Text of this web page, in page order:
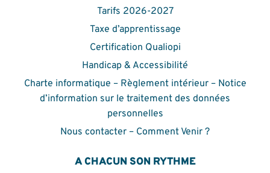
Tarifs 2026-2027
Taxe d’apprentissage
Certification Qualiopi
Handicap & Accessibilité
Charte informatique – Règlement intérieur – Notice
d’information sur le traitement des données
personnelles
Nous contacter – Comment Venir ?
A CHACUN SON RYTHME